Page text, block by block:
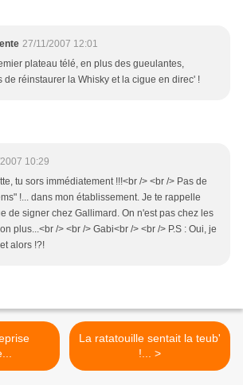
27/11/2007 12:01
plateau télé, en plus des gueulantes,
de réinstaurer la Whisky et la cigue en direc' !
10:29
tu sors immédiatement !!!<br /> <br /> Pas de
!... dans mon établissement. Je te rappelle
de signer chez Gallimard. On n'est pas chez les
plus...<br /> <br /> Gabi<br /> <br /> P.S : Oui, je
alors !?!
La ratatouille sentait la teub'
!... >